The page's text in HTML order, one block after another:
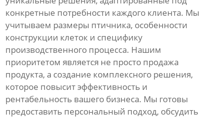
конкретные потребности каждого клиента. Мы
учитываем размеры птичника, особенности
конструкции клеток и специфику
производственного процесса. Нашим
приоритетом является не просто продажа
продукта, а создание комплексного решения,
которое повысит эффективность и
рентабельность вашего бизнеса. Мы готовы
предоставить персональный подход, обсудить